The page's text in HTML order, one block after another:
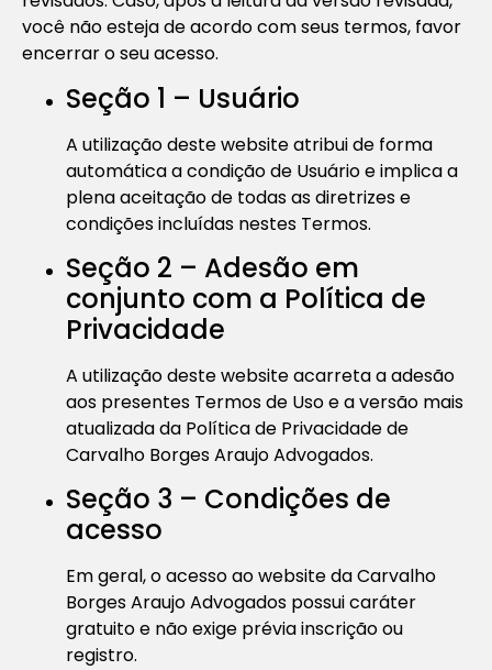
você não esteja de acordo com seus termos, favor
encerrar o seu acesso.
Seção 1 – Usuário
A utilização deste website atribui de forma
automática a condição de Usuário e implica a
plena aceitação de todas as diretrizes e
condições incluídas nestes Termos.
Seção 2 – Adesão em
conjunto com a Política de
Privacidade
A utilização deste website acarreta a adesão
aos presentes Termos de Uso e a versão mais
atualizada da Política de Privacidade de
Carvalho Borges Araujo Advogados.
Seção 3 – Condições de
acesso
Em geral, o acesso ao website da Carvalho
Borges Araujo Advogados possui caráter
gratuito e não exige prévia inscrição ou
registro.